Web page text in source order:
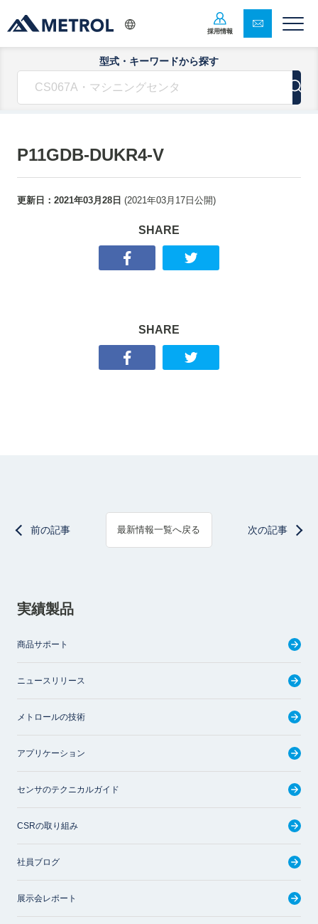
採用情報
型式・キーワードから探す
P11GDB-DUKR4-V
更新日： 2021年03月28日 (2021年03月17日 公開)
SHARE
SHARE
前の記事 最新情報一覧へ戻る 次の記事
実績製品
商品サポート
ニュースリリース
メトロールの技術
アプリケーション
センサのテクニカルガイド
CSRの取り組み
社員ブログ
展示会レポート